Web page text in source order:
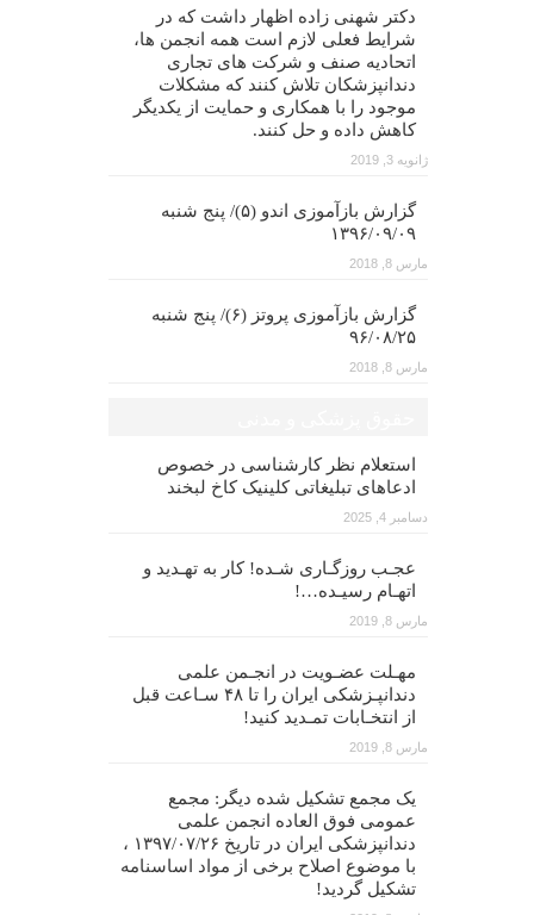
دکتر شهنی زاده اظهار داشت که در
شرایط فعلی لازم است همه انجمن ها،
اتحادیه صنف و شرکت های تجاری
دندانپزشکان تلاش کنند که مشکلات
موجود را با همکاری و حمایت از یکدیگر
کاهش داده و حل کنند.
ژانویه 3, 2019
گزارش بازآموزی اندو (۵)/ پنج شنبه
۱۳۹۶/۰۹/۰۹
مارس 8, 2018
گزارش بازآموزی پروتز (۶)/ پنج شنبه
۹۶/۰۸/۲۵
مارس 8, 2018
استعلام نظر کارشناسی در خصوص
ادعاهای تبلیغاتی کلینیک کاخ لبخند
دسامبر 4, 2025
عجـب روزگـاری شـده! کار به تهـدید و
اتهـام رسیـده…!
مارس 8, 2019
مهـلت عضـویت در انجـمن علمی
دندانپـزشکی ایران را تا ۴۸ سـاعت قبل
از انتخـابات تمـدید کنید!
مارس 8, 2019
یک مجمع تشکیل شده دیگر: مجمع
عمومی فوق العاده انجمن علمی
دندانپزشکی ایران در تاریخ ۱۳۹۷/۰۷/۲۶ ،
با موضوع اصلاح برخی از مواد اساسنامه
تشکیل گردید!